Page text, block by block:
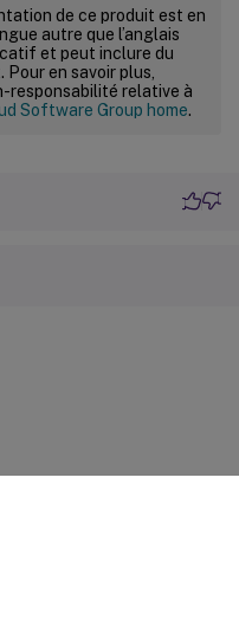
de ce produit est en
autre que l’anglais
et peut inclure du
en savoir plus,
responsabilité relative à
Software Group home.